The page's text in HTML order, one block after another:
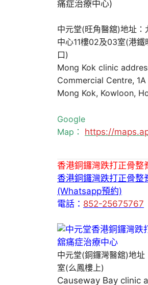
中元堂(旺角醫舘)地址
中心11樓02及03室(港
口)
Mong Kok clinic
Commercial Centre,
Mong Kok, Kowloon,
Google
Map： https://
香港銅鑼灣跌打正骨整
香港銅鑼灣跌打正骨整
(Whatsapp預約)
電話： 852-25675767
中元堂(銅鑼灣醫舘)地
室(么鳳樓上)
Causeway Bay clinic